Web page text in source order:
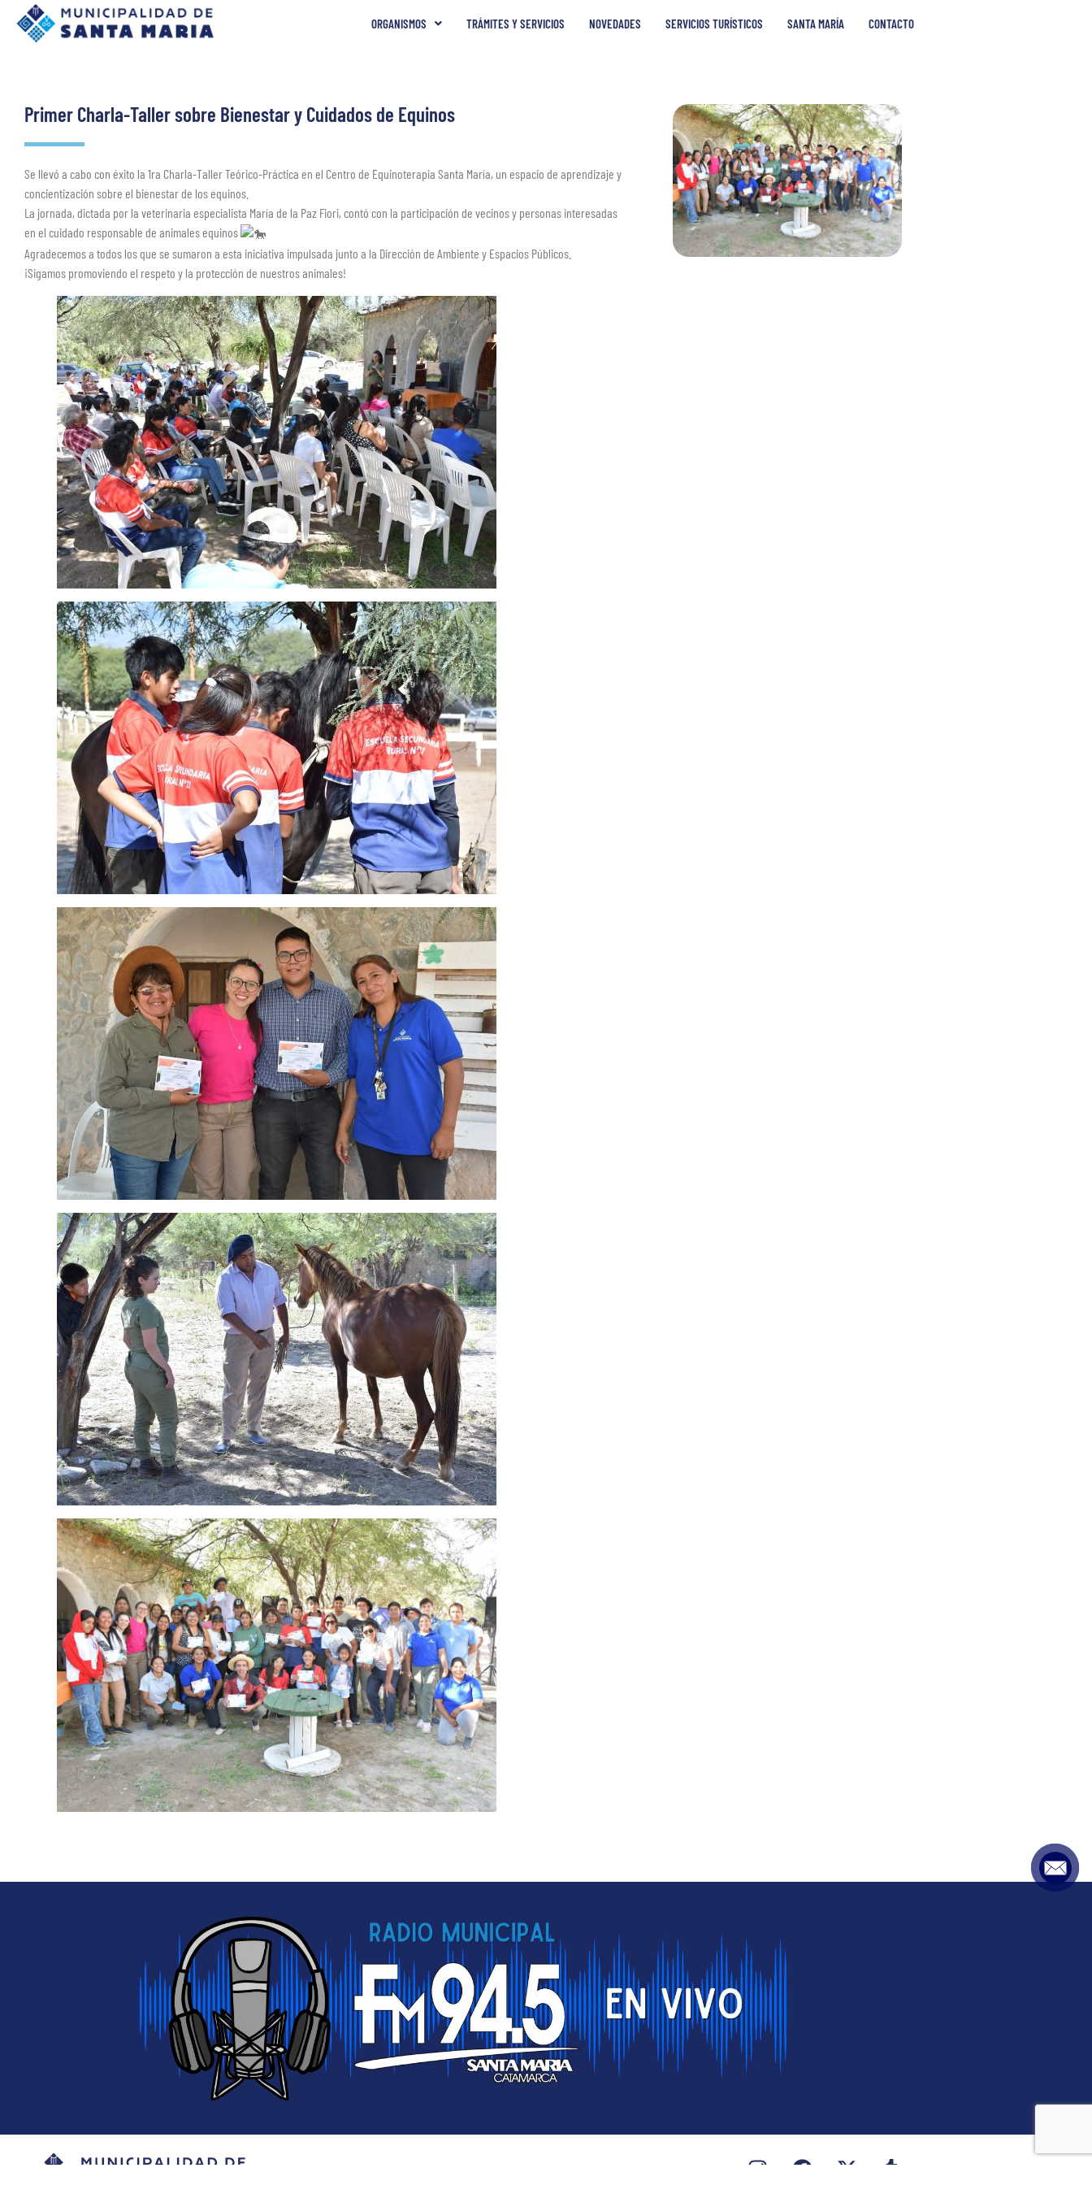
ORGANISMOS TRÁMITES Y SERVICIOS NOVEDADES SERVICIOS TURÍSTICOS SANTA MARÍA CONTACTO
Primer Charla-Taller sobre Bienestar y Cuidados de Equinos
Se llevó a cabo con éxito la 1ra Charla-Taller Teórico-Práctica en el Centro de Equinoterapia Santa María, un espacio de aprendizaje y
concientización sobre el bienestar de los equinos.
La jornada, dictada por la veterinaria especialista María de la Paz Fiori, contó con la participación de vecinos y personas interesadas
en el cuidado responsable de animales equinos
Agradecemos a todos los que se sumaron a esta iniciativa impulsada junto a la Dirección de Ambiente y Espacios Públicos.
¡Sigamos promoviendo el respeto y la protección de nuestros animales!